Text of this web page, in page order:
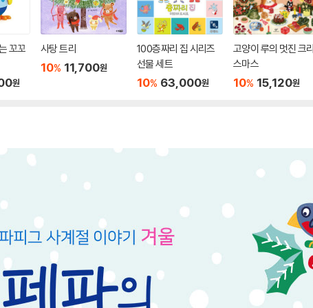
꼬꼬
원
사탕 트리
10% 11,700원
100층짜리 집 시리즈
선물 세트
10% 63,000원
고양이 루의 멋진 크리
스마스
10% 15,120원